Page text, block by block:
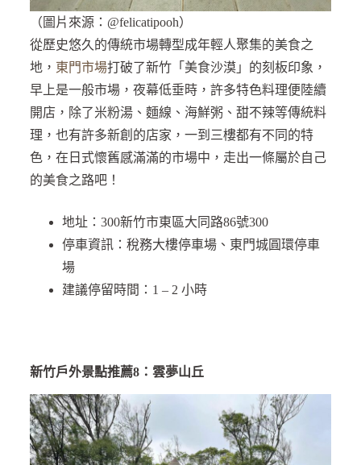
（圖片來源：@felicatipooh）
從歷史悠久的傳統市場轉型成年輕人聚集的美食之
地， 東門市場打破了新竹「美食沙漠」的刻板印象，
早上是一般市場，夜幕低垂時，許多特色料理便陸續
開店，除了米粉湯、麵線、海鮮粥、甜不辣等傳統料
理，也有許多新創的店家，一到三樓都有不同的特
色，在日式懷舊感滿滿的市場中，走出一條屬於自己
的美食之路吧！
地址：300新竹市東區大同路86號300
停車資訊：稅務大樓停車場、東門城圓環停車
場
建議停留時間：1 – 2 小時
新竹戶外景點推薦8：雲夢山丘